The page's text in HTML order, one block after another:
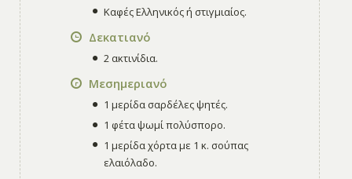
Καφές Ελληνικός ή στιγμιαίος.
Δεκατιανό
2 ακτινίδια.
Μεσημεριανό
1 μερίδα σαρδέλες ψητές.
1 φέτα ψωμί πολύσπορο.
1 μερίδα χόρτα με 1 κ. σούπας
ελαιόλαδο.